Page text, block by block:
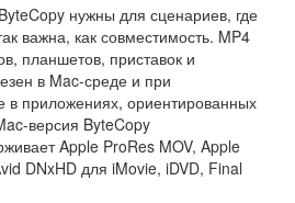
нужны для сценариев, где
важна, как совместимость. MP4
планшетов, приставок и
в Mac-среде и при
в приложениях, ориентированных
версия ByteCopy
Apple ProRes MOV, Apple
DNxHD для iMovie, iDVD, Final